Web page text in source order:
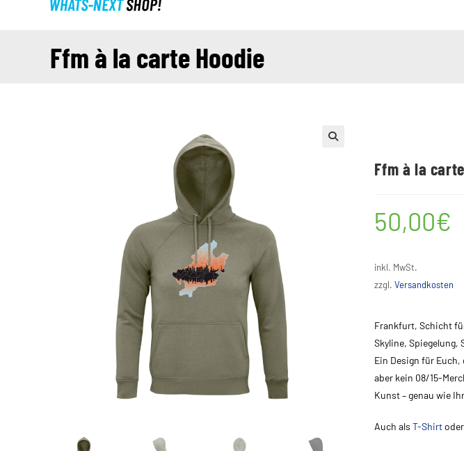
Ffm à la carte Hoodie
Ffm à la
50,00€
inkl. MwSt.
zzgl.Versandkosten
Frankfurt, Schicht
Skyline,
Ein Design für
aber kein 08/15-
Kunst – genau wie
Auch alsT-Shirtoder